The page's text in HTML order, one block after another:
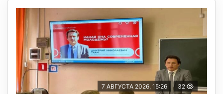
7 АВГУСТА 2026, 15:26 32